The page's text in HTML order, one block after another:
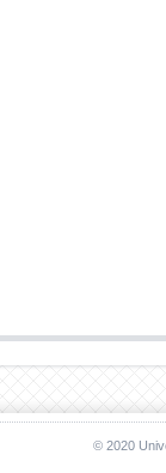
© 2020